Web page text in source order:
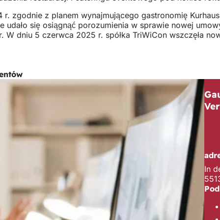
zgodnie z planem wynajmującego gastronomię
się osiągnąć porozumienia w sprawie nowej
dniu 5 czerwca 2025 r. spółka TriWiCon wszczęła
In